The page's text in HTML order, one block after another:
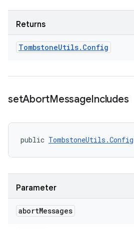
Returns
TombstoneUtils. Config
setAbortMessageIncludes
public TombstoneUtils.Config
Parameter
abortMessages